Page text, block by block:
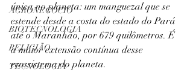
AGRONEGÓCIO
BIOTECNOLOGIA
RELIGIÃO
TECNOLOGIA
única no planeta: um manguezal que se
estende desde a costa do estado do Pará
até o Maranhão, por 679 quilômetros. É
a maior extensão contínua desse
ecossistema do planeta.